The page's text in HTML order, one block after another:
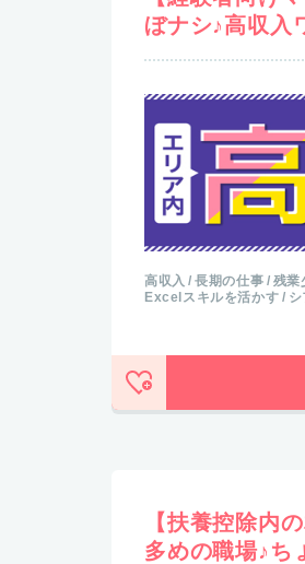
ぼナシ♪高収入
高収入 長期の仕事 残業
Excelスキルを活かす
シ
【扶養控除内
多めの職場♪ち